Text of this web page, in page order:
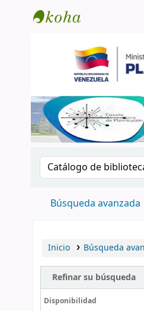
Buscar en el
Búsqueda avanzada
Inicio Búsqueda
Refinar su búsqueda
Disponibilidad